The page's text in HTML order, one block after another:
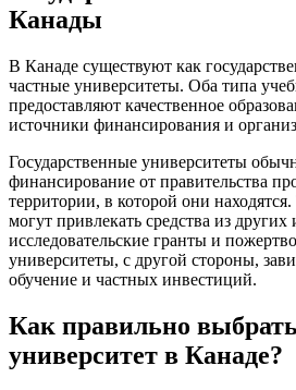
Канады
В Канаде существуют как
частные университеты. Оба типа
предоставляют качественное
источники финансирования и
Государственные университеты
финансирование от правительства
территории, в которой они
могут привлекать средства из
исследовательские гранты и
университеты, с другой стороны,
обучение и частных инвестиций.
Как правильно
университет в Канаде?